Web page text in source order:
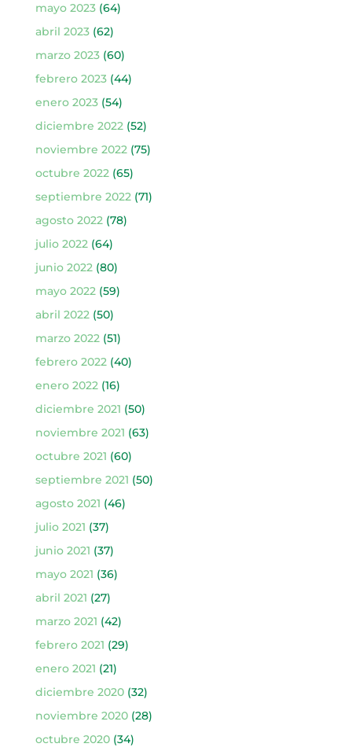
mayo 2023(64)
abril 2023(62)
marzo 2023(60)
febrero 2023(44)
enero 2023(54)
diciembre 2022(52)
noviembre 2022(75)
octubre 2022(65)
septiembre 2022(71)
agosto 2022(78)
julio 2022(64)
junio 2022(80)
mayo 2022(59)
abril 2022(50)
marzo 2022(51)
febrero 2022(40)
enero 2022(16)
diciembre 2021 (50)
noviembre 2021 (63)
octubre 2021 (60)
septiembre 2021 (50)
agosto 2021 (46)
julio 2021 (37)
junio 2021 (37)
mayo 2021 (36)
abril 2021 (27)
marzo 2021 (42)
febrero 2021 (29)
enero 2021 (21)
diciembre 2020(32)
noviembre 2020(28)
octubre 2020(34)